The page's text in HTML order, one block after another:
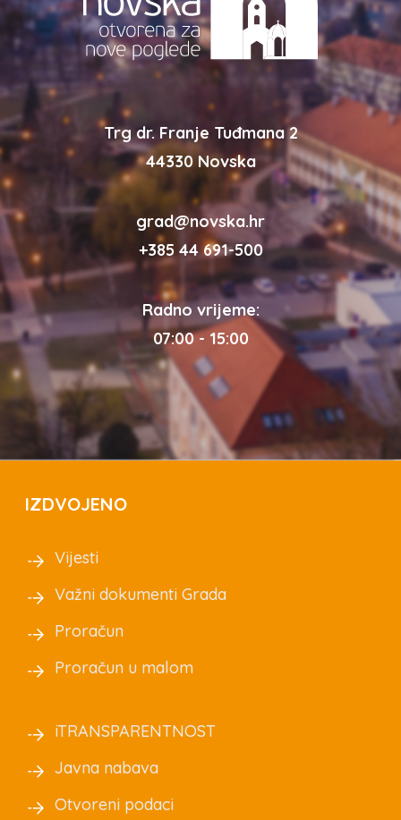
Trg dr. Franje Tuđmana 2
44330 Novska
grad@novska.hr
+385 44 691-500
Radno vrijeme:
07:00 - 15:00
IZDVOJENO
Vijesti
Važni dokumenti Grada
Proračun
Proračun u malom
iTRANSPARENTNOST
Javna nabava
Otvoreni podaci